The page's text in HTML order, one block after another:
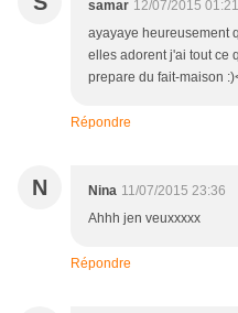
samar 12/07/2015 01:21
ayayaye heureusement
elles adorent j'ai tout ce
prepare du fait-maison
Répondre
N Nina 11/07/2015 23:36
Ahhh jen veuxxxxx
Répondre